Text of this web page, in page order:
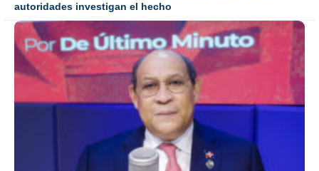
autoridades investigan el hecho